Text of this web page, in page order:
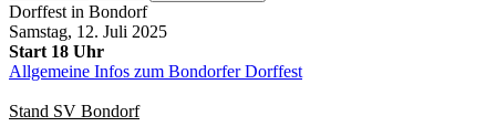
Dorffest in Bondorf
Samstag, 12. Juli 2025
Start 18 Uhr
Allgemeine Infos zum Bondorfer Dorffest
Stand SV Bondorf